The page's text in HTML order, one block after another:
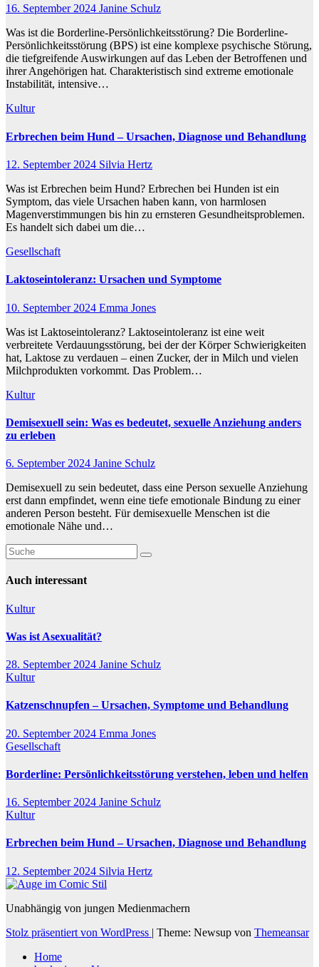
16. September 2024 Janine Schulz
Was ist die Borderline-Persönlichkeitsstörung? Die Borderline-
Persönlichkeitsstörung (BPS) ist eine komplexe psychische Störung,
die tiefgreifende Auswirkungen auf das Leben der Betroffenen und
ihrer Angehörigen hat. Charakteristisch sind extreme emotionale
Instabilität, intensive…
Kultur
Erbrechen beim Hund – Ursachen, Diagnose und Behandlung
12. September 2024 Silvia Hertz
Was ist Erbrechen beim Hund? Erbrechen bei Hunden ist ein
Symptom, das viele Ursachen haben kann, von harmlosen
Magenverstimmungen bis hin zu ernsteren Gesundheitsproblemen.
Es handelt sich dabei um die…
Gesellschaft
Laktoseintoleranz: Ursachen und Symptome
10. September 2024 Emma Jones
Was ist Laktoseintoleranz? Laktoseintoleranz ist eine weit
verbreitete Verdauungsstörung, bei der der Körper Schwierigkeiten
hat, Laktose zu verdauen – einen Zucker, der in Milch und vielen
Milchprodukten vorkommt. Das Problem…
Kultur
Demisexuell sein: Was es bedeutet, sexuelle Anziehung anders
zu erleben
6. September 2024 Janine Schulz
Demisexuell zu sein bedeutet, dass eine Person sexuelle Anziehung
erst dann empfindet, wenn eine tiefe emotionale Bindung zu einer
anderen Person besteht. Für demisexuelle Menschen ist die
emotionale Nähe und…
Auch interessant
Kultur
Was ist Asexualität?
28. September 2024 Janine Schulz
Kultur
Katzenschnupfen – Ursachen, Symptome und Behandlung
20. September 2024 Emma Jones
Gesellschaft
Borderline: Persönlichkeitsstörung verstehen, leben und helfen
16. September 2024 Janine Schulz
Kultur
Erbrechen beim Hund – Ursachen, Diagnose und Behandlung
12. September 2024 Silvia Hertz
Unabhängig von jungen Medienmachern
Stolz präsentiert von WordPress | Theme: Newsup von Themeansar
Home